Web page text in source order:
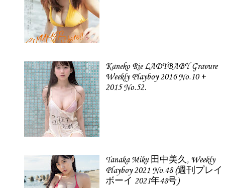
Kaneko Rie LADYBABY Gravure
Weekly Playboy 2016 No.10 +
2015 No.52.
Tanaka Miku 田中美久, Weekly
Playboy 2021 No.48 (週刊プレイ
ボーイ 2021年48号)